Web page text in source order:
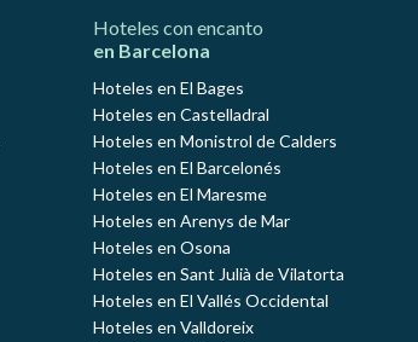
Hoteles con encanto
en Barcelona
Hoteles en El Bages
Hoteles en Castelladral
Hoteles en Monistrol de Calders
Hoteles en El Barcelonés
Hoteles en El Maresme
Hoteles en Arenys de Mar
Hoteles en Osona
Hoteles en Sant Julià de Vilatorta
Hoteles en El Vallés Occidental
Hoteles en Valldoreix